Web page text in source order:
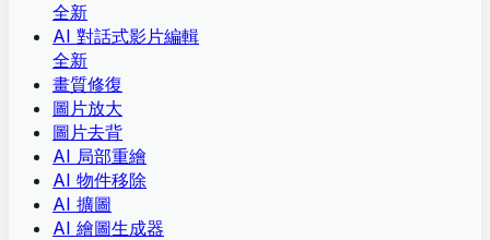
全新
AI 對話式影片編輯
全新
畫質修復
圖片放大
圖片去背
AI 局部重繪
AI 物件移除
AI 擴圖
AI 繪圖生成器